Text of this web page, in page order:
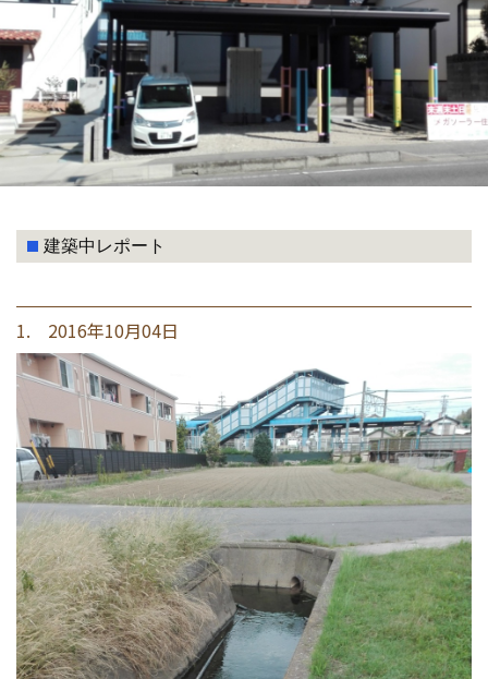
建築中レポート
1. 2016年10月04日